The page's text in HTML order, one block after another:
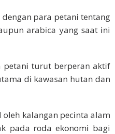
para petani tentang
arabica yang saat ini
petani turut berperan aktif
di kawasan hutan dan
kalangan pecinta alam
pada roda ekonomi bagi